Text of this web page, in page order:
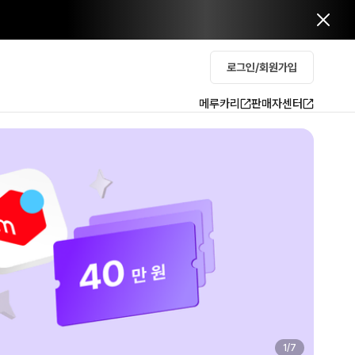
로그인/회원가입
메루카리 판매자센터
2/7